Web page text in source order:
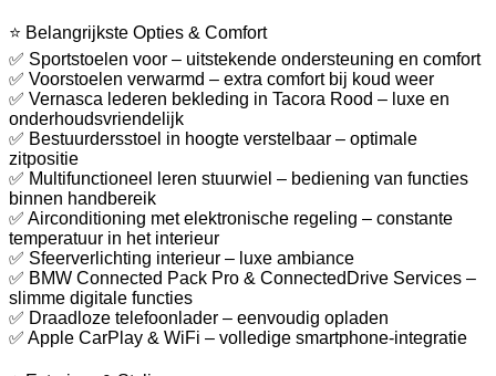
⭐ Belangrijkste Opties & Comfort
✅ Sportstoelen voor – uitstekende ondersteuning en comfort
✅ Voorstoelen verwarmd – extra comfort bij koud weer
✅ Vernasca lederen bekleding in Tacora Rood – luxe en
onderhoudsvriendelijk
✅ Bestuurdersstoel in hoogte verstelbaar – optimale
zitpositie
✅ Multifunctioneel leren stuurwiel – bediening van functies
binnen handbereik
✅ Airconditioning met elektronische regeling – constante
temperatuur in het interieur
✅ Sfeerverlichting interieur – luxe ambiance
✅ BMW Connected Pack Pro & ConnectedDrive Services –
slimme digitale functies
✅ Draadloze telefoonlader – eenvoudig opladen
✅ Apple CarPlay & WiFi – volledige smartphone-integratie